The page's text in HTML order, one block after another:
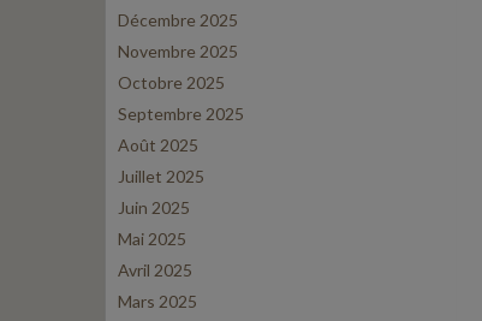
Décembre 2025
Novembre 2025
Octobre 2025
Septembre 2025
Août 2025
Juillet 2025
Juin 2025
Mai 2025
Avril 2025
Mars 2025